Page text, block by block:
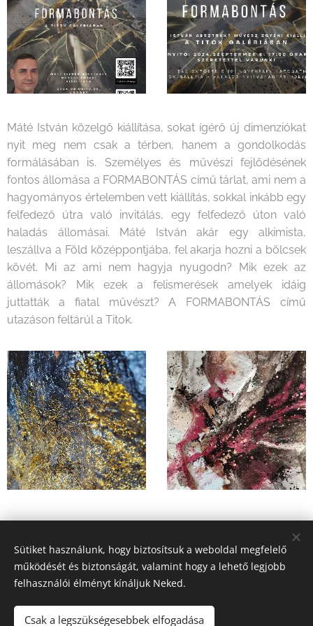
Máté István közelgő kiállítása, sokat ígérő új dimenziókat
nyit meg nem csak a térben, hanem a gondolkodás
formálásában is. Személyes és művészi fejlődésének
fontos állomása a FORMABONTÁS című tárlat, ami nem a
hagyományos értelemben vett kiállítás, sokkal inkább egy
felfedező útra való invitálás, egy felfedező úton való
haladás állomásai. Máté István akár egy alkimista,
leszállva a Föld középpontjába, fel akarja hozni a bölcsek
kövét. Mi az ami nem hagyja nyugodn? Mik ezek az
állomások? Mik ezek a felismerések amelyek idáig
juttatták a fiatal művészt? A FORMABONTÁS című
utazáson feltárúl a Titok.
Sütiket használunk, hogy biztosítsuk a weboldal megfelelő
működését és biztonságát, valamint hogy a lehető legjobb
felhasználói élményt kínáljuk Neked.
Csak a legszükségesebbek elfogadása